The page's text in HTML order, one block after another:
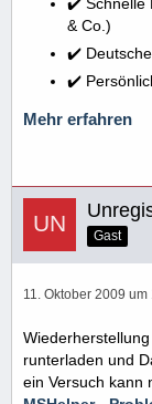
& Co.)
✔️ Deutsche
✔️
Mehr erfahren
Gast
11. Oktober 2009 um
runterladen und
ein Versuch kann